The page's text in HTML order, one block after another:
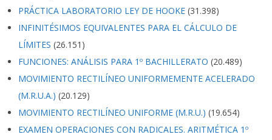
PRÁCTICA LABORATORIO LEY DE HOOKE (31.398)
INFINITÉSIMOS EQUIVALENTES PARA EL CÁLCULO DE
LÍMITES (26.151)
FUNCIONES: ANÁLISIS PARA 1º BACHILLERATO (20.489)
MOVIMIENTO RECTILÍNEO UNIFORMEMENTE ACELERADO
(M.R.U.A.) (20.129)
MOVIMIENTO RECTILÍNEO UNIFORME (M.R.U.) (19.654)
EXAMEN OPERACIONES CON RADICALES. ARITMÉTICA 1º